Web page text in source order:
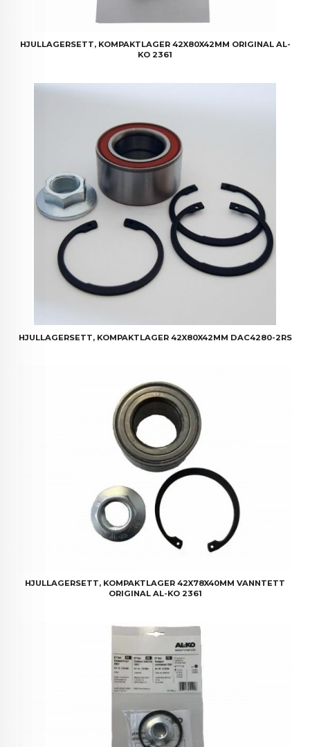
HJULLAGERSETT, KOMPAKTLAGER 42X80X42MM ORIGINAL AL-
KO 2361
HJULLAGERSETT, KOMPAKTLAGER 42X80X42MM DAC4280-2RS
HJULLAGERSETT, KOMPAKTLAGER 42X78X40MM VANNTETT
ORIGINAL AL-KO 2361